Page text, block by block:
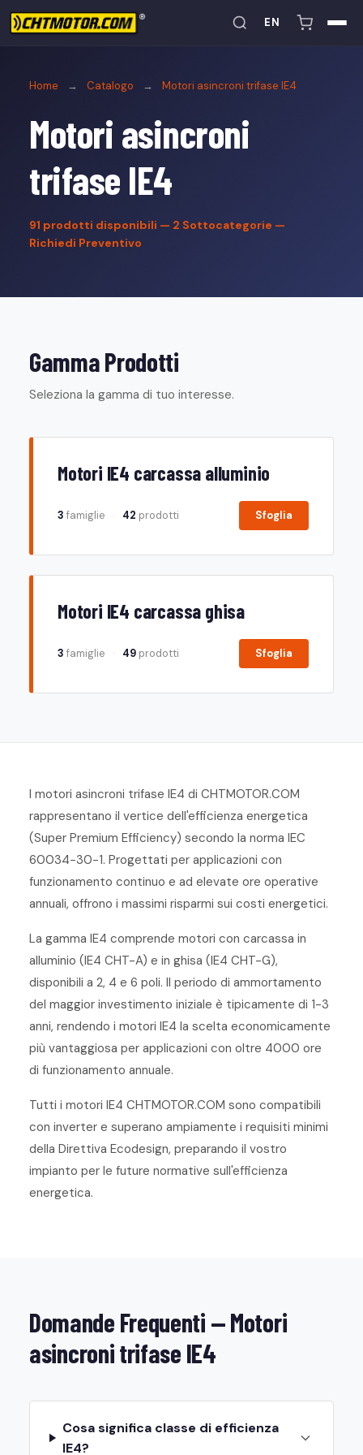
EN
Home → Catalogo → Motori asincroni trifase IE4
Motori asincroni
trifase IE4
91 prodotti disponibili — 2 Sottocategorie —
Richiedi Preventivo
Gamma Prodotti
Seleziona la gamma di tuo interesse.
Motori IE4 carcassa alluminio
3 famiglie · 42 prodotti Sfoglia
Motori IE4 carcassa ghisa
3 famiglie · 49 prodotti Sfoglia
I motori asincroni trifase IE4 di CHTMOTOR.COM
rappresentano il vertice dell'efficienza energetica
(Super Premium Efficiency) secondo la norma IEC
60034-30-1. Progettati per applicazioni con
funzionamento continuo e ad elevate ore operative
annuali, offrono i massimi risparmi sui costi energetici.
La gamma IE4 comprende motori con carcassa in
alluminio (IE4 CHT-A) e in ghisa (IE4 CHT-G),
disponibili a 2, 4 e 6 poli. Il periodo di ammortamento
del maggior investimento iniziale è tipicamente di 1-3
anni, rendendo i motori IE4 la scelta economicamente
più vantaggiosa per applicazioni con oltre 4000 ore
di funzionamento annuale.
Tutti i motori IE4 CHTMOTOR.COM sono compatibili
con inverter e superano ampiamente i requisiti minimi
della Direttiva Ecodesign, preparando il vostro
impianto per le future normative sull'efficienza
energetica.
Domande Frequenti — Motori
asincroni trifase IE4
Cosa significa classe di efficienza
IE4?